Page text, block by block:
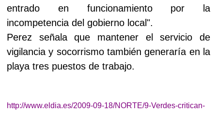
entrado en funcionamiento por la
incompetencia del gobierno local".
Perez señala que mantener el servicio de
vigilancia y socorrismo también generaría en la
playa tres puestos de trabajo.
http://www.eldia.es/2009-09-18/NORTE/9-Verdes-critican-